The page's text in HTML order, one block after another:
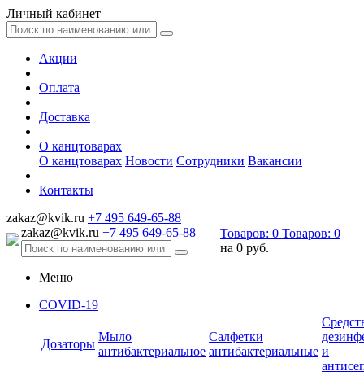
Личный кабинет
Акции
Оплата
Доставка
О канцтоварах
О канцтоварах Новости Сотрудники Вакансии
Контакты
zakaz@kvik.ru +7 495 649-65-88
zakaz@kvik.ru +7 495 649-65-88 Товаров: 0 Товаров: 0
на 0 руб.
Меню
COVID-19
Дозаторы
Мыло
антибактериальное
Салфетки
антибактериальные и